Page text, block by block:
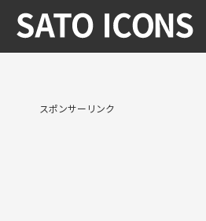
スポンサーリンク